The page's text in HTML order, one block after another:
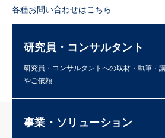
各種お問い合わせはこちら
研究員・コンサルタント
研究員・コンサルタントへの取材・執筆・
やご依頼
事業・ソリューション